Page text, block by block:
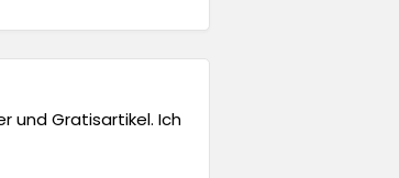
und Gratisartikel. Ich